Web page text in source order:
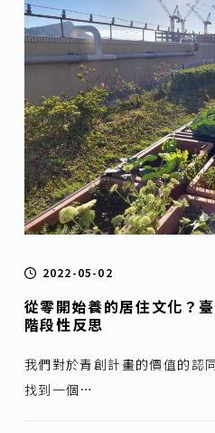
2022-05-02
從零開始養的居住文化？
階段性反思
我們對於青創計畫的價值的認
找到一個…